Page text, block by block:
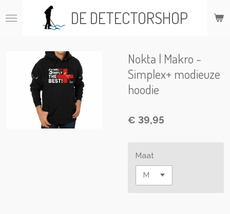
direct
hoofdinhoud
DE DETECTORSHOP
Nokta | Makro -
Simplex+ modieuze
hoodie
€ 39,95
Maat